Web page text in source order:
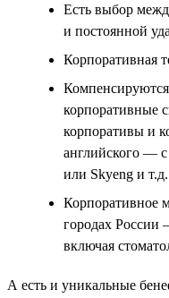
Есть выбор
и постоянной
Корпоративная
Компенсируются
корпоративные
корпоративы и
английского —
или Skyeng и т.д.
Корпоративное
городах России
включая
А есть и уникальные